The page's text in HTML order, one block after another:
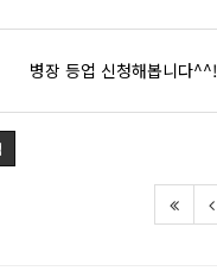
병장 등업 신청해봅니다^^!